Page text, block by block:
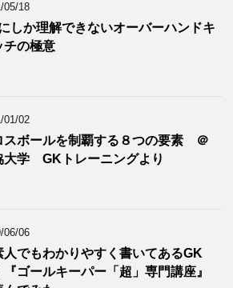
05/18
しか理解できないオーバーハンドキ
チの極意
01/02
スボールを制覇する８つの要素 ＠
大学 GKトレーニングより
06/06
人でもわかりやすく書いてあるGK
『ゴールキーパー「超」専門講座』